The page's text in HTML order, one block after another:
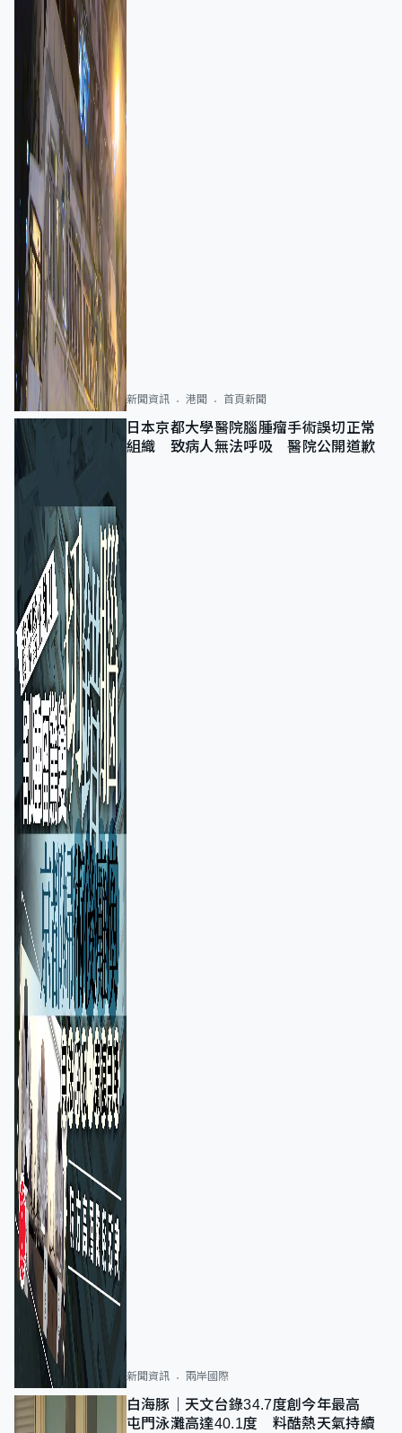
新聞資訊 港聞 首頁新聞
日本京都大學醫院腦腫瘤手術誤切正常
組織 致病人無法呼吸 醫院公開道歉
新聞資訊 兩岸國際
白海豚｜天文台錄34.7度創今年最高
屯門泳灘高達40.1度 料酷熱天氣持續